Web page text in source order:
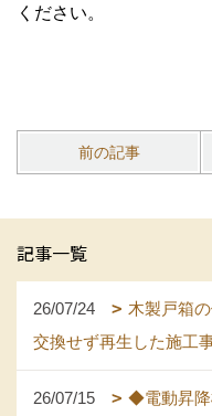
ください。
前の記事
記事一覧
26/07/24
木製戸箱
交換せず再生した施工
26/07/15
◆電動昇降